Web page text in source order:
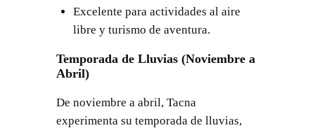
Excelente para actividades al aire
libre y turismo de aventura.
Temporada de Lluvias (Noviembre a
Abril)
De noviembre a abril, Tacna
experimenta su temporada de lluvias,